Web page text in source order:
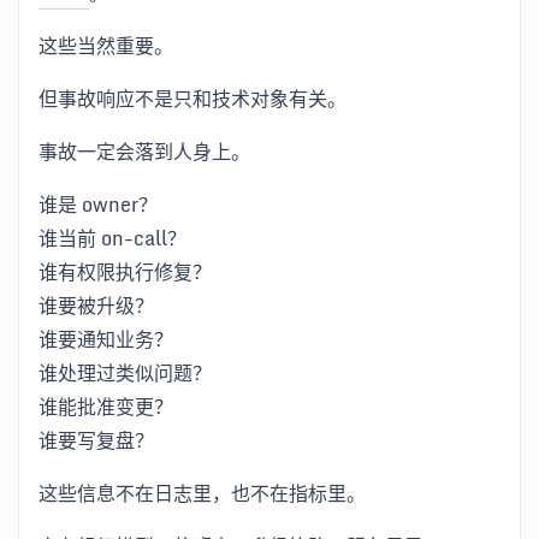
这些当然重要。
但事故响应不是只和技术对象有关。
事故一定会落到人身上。
谁是 owner？
谁当前 on-call？
谁有权限执行修复？
谁要被升级？
谁要通知业务？
谁处理过类似问题？
谁能批准变更？
谁要写复盘？
这些信息不在日志里，也不在指标里。